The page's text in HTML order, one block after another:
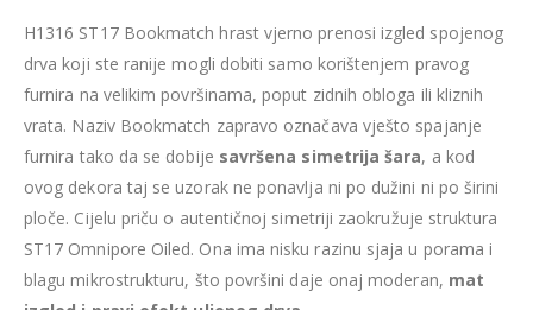
H1316 ST17 Bookmatch hrast vjerno prenosi izgled spojenog
drva koji ste ranije mogli dobiti samo korištenjem pravog
furnira na velikim površinama, poput zidnih obloga ili kliznih
vrata. Naziv Bookmatch zapravo označava vješto spajanje
furnira tako da se dobije savršena simetrija šara, a kod
ovog dekora taj se uzorak ne ponavlja ni po dužini ni po širini
ploče. Cijelu priču o autentičnoj simetriji zaokružuje struktura
ST17 Omnipore Oiled. Ona ima nisku razinu sjaja u porama i
blagu mikrostrukturu, što površini daje onaj moderan, mat